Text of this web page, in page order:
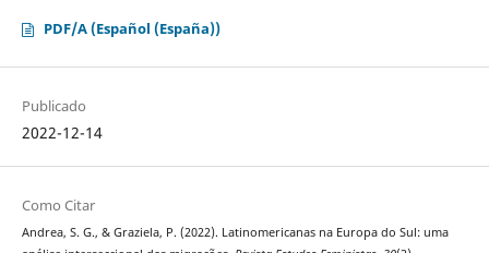
PDF/A (Español (España))
Publicado
2022-12-14
Como Citar
Andrea, S. G., & Graziela, P. (2022). Latinomericanas na Europa do Sul: uma